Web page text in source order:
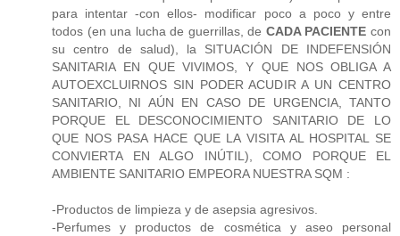
para intentar -con ellos- modificar poco a poco y entre
todos (en una lucha de guerrillas, de CADA PACIENTE con
su centro de salud), la SITUACIÓN DE INDEFENSIÓN
SANITARIA EN QUE VIVIMOS, Y QUE NOS OBLIGA A
AUTOEXCLUIRNOS SIN PODER ACUDIR A UN CENTRO
SANITARIO, NI AÚN EN CASO DE URGENCIA, TANTO
PORQUE EL DESCONOCIMIENTO SANITARIO DE LO
QUE NOS PASA HACE QUE LA VISITA AL HOSPITAL SE
CONVIERTA EN ALGO INÚTIL), COMO PORQUE EL
AMBIENTE SANITARIO EMPEORA NUESTRA SQM :
-Productos de limpieza y de asepsia agresivos.
-Perfumes y productos de cosmética y aseo personal